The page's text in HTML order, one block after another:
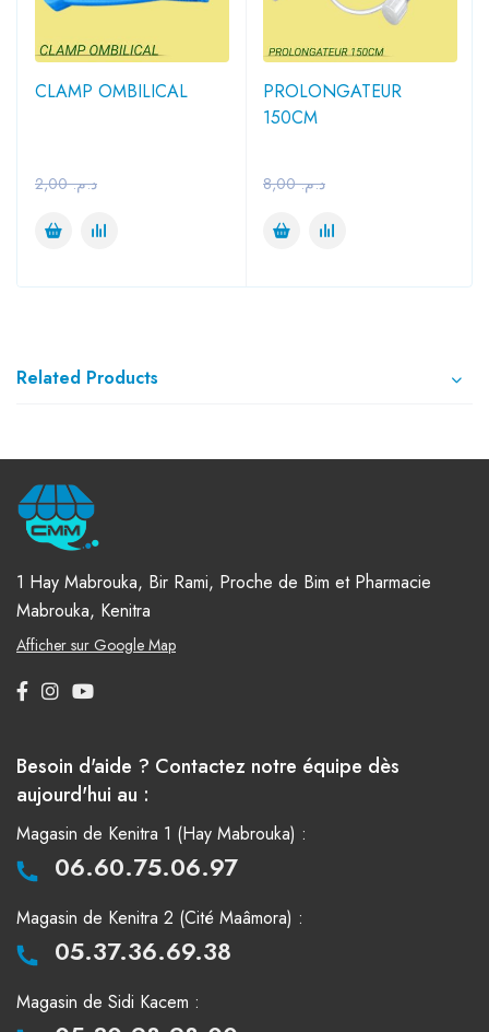
CLAMP OMBILICAL
د.م.2,00
PROLONGATEUR
150CM
د.م.8,00
Related Products
1 Hay Mabrouka, Bir Rami, Proche de Bim et Pharmacie
Mabrouka, Kenitra
Afficher sur Google Map
Besoin d'aide ? Contactez notre équipe dès
aujourd'hui au :
Magasin de Kenitra 1 (Hay Mabrouka) :
06.60.75.06.97
Magasin de Kenitra 2 (Cité Maâmora) :
05.37.36.69.38
Magasin de Sidi Kacem :